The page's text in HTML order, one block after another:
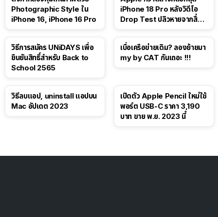
Photographic Style ใน
iPhone 16, iPhone 16 Pro
iPhone 18 Pro หลังวิดีโอ
Drop Test ปลิวหายจากสื่อ
วิธีการสมัคร UNiDAYS เพื่อ
ยืนยันสิทธิ์สำหรับ Back to
School 2565
เบื่อเครือข่ายเดิม? ลองย้ายมา
my by CAT กันเถอะ !!!
วิธีลบแอป, uninstall แอปบน
Mac อัปเดต 2023
เปิดตัว Apple Pencil ใหม่ใช้
พอร์ต USB-C ราคา 3,190
บาท ขาย พ.ย. 2023 นี้